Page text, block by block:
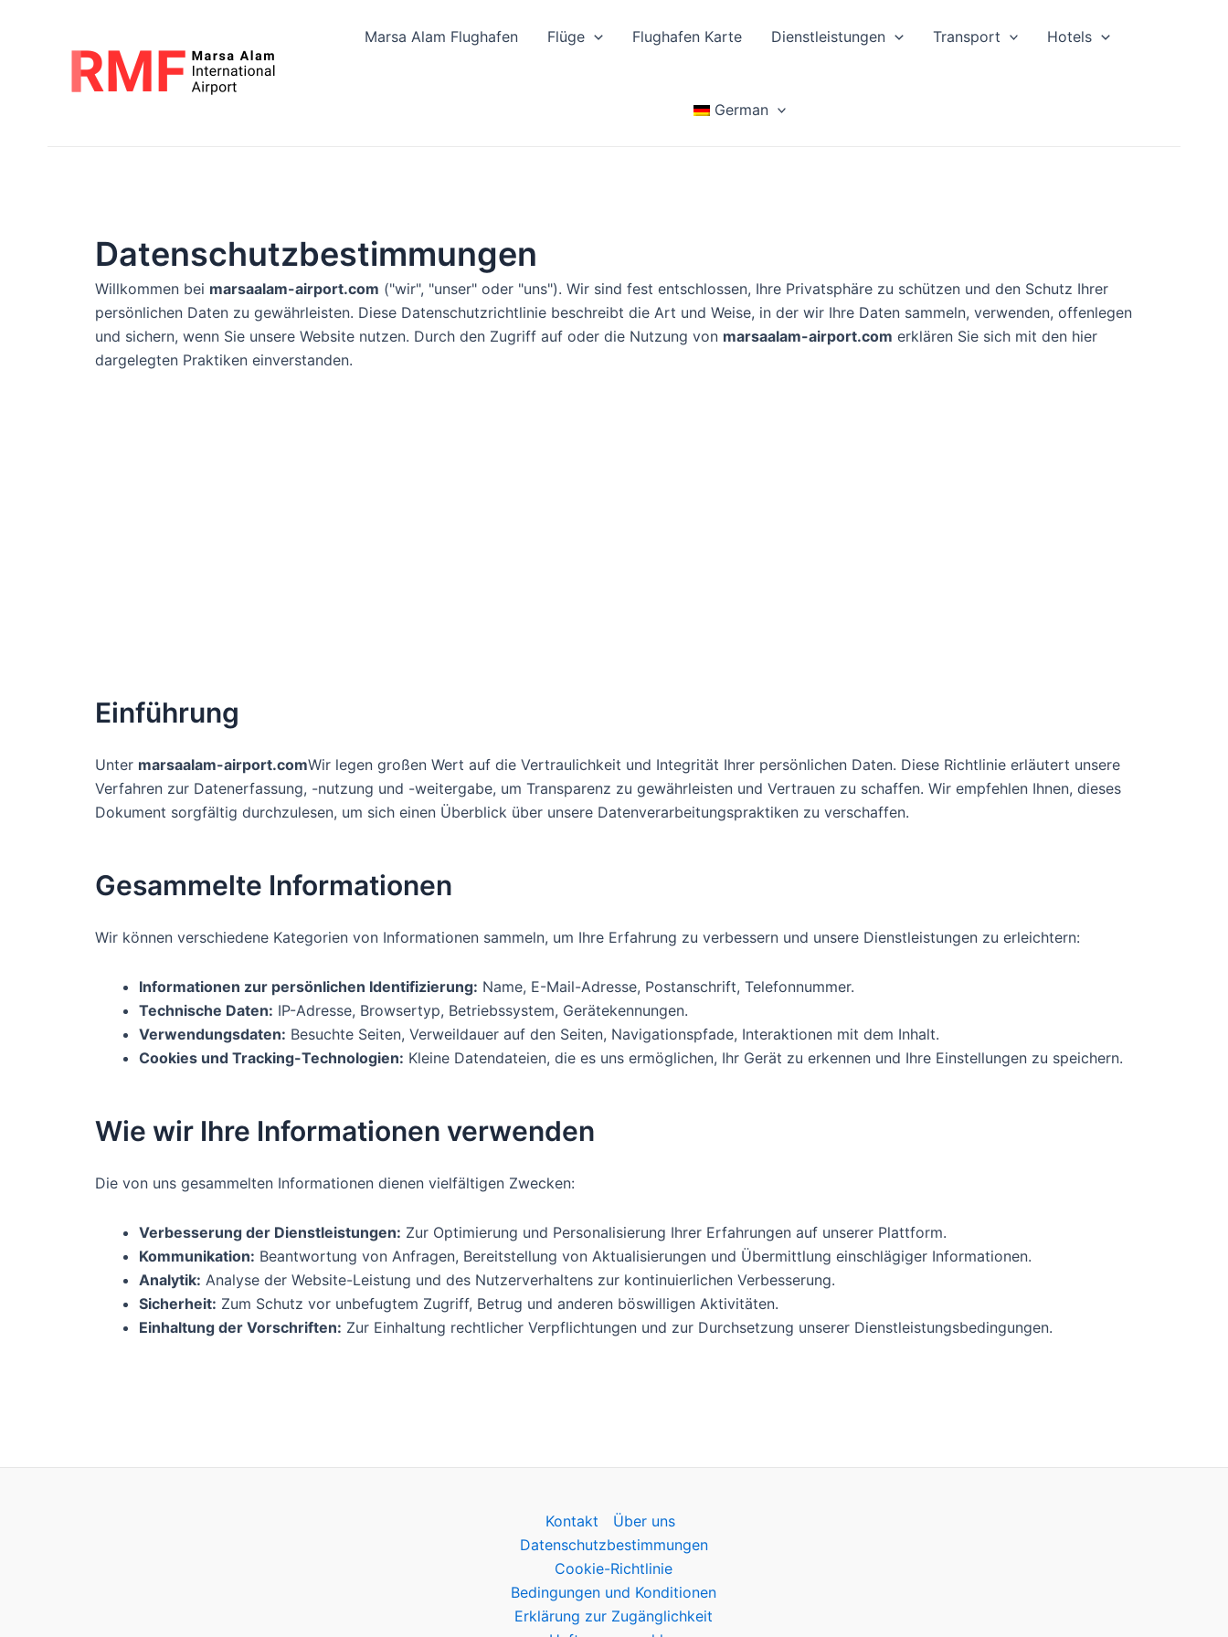
Marsa Alam Flughafen Flüge Flughafen Karte Dienstleistungen Transport Hotels
German
Datenschutzbestimmungen
Willkommen bei marsaalam-airport.com ("wir", "unser" oder "uns"). Wir sind fest entschlossen, Ihre Privatsphäre zu schützen und den Schutz Ihrer
persönlichen Daten zu gewährleisten. Diese Datenschutzrichtlinie beschreibt die Art und Weise, in der wir Ihre Daten sammeln, verwenden, offenlegen
und sichern, wenn Sie unsere Website nutzen. Durch den Zugriff auf oder die Nutzung von marsaalam-airport.com erklären Sie sich mit den hier
dargelegten Praktiken einverstanden.
Einführung
Unter marsaalam-airport.comWir legen großen Wert auf die Vertraulichkeit und Integrität Ihrer persönlichen Daten. Diese Richtlinie erläutert unsere
Verfahren zur Datenerfassung, -nutzung und -weitergabe, um Transparenz zu gewährleisten und Vertrauen zu schaffen. Wir empfehlen Ihnen, dieses
Dokument sorgfältig durchzulesen, um sich einen Überblick über unsere Datenverarbeitungspraktiken zu verschaffen.
Gesammelte Informationen
Wir können verschiedene Kategorien von Informationen sammeln, um Ihre Erfahrung zu verbessern und unsere Dienstleistungen zu erleichtern:
Informationen zur persönlichen Identifizierung: Name, E-Mail-Adresse, Postanschrift, Telefonnummer.
Technische Daten: IP-Adresse, Browsertyp, Betriebssystem, Gerätekennungen.
Verwendungsdaten: Besuchte Seiten, Verweildauer auf den Seiten, Navigationspfade, Interaktionen mit dem Inhalt.
Cookies und Tracking-Technologien: Kleine Datendateien, die es uns ermöglichen, Ihr Gerät zu erkennen und Ihre Einstellungen zu speichern.
Wie wir Ihre Informationen verwenden
Die von uns gesammelten Informationen dienen vielfältigen Zwecken:
Verbesserung der Dienstleistungen: Zur Optimierung und Personalisierung Ihrer Erfahrungen auf unserer Plattform.
Kommunikation: Beantwortung von Anfragen, Bereitstellung von Aktualisierungen und Übermittlung einschlägiger Informationen.
Analytik: Analyse der Website-Leistung und des Nutzerverhaltens zur kontinuierlichen Verbesserung.
Sicherheit: Zum Schutz vor unbefugtem Zugriff, Betrug und anderen böswilligen Aktivitäten.
Einhaltung der Vorschriften: Zur Einhaltung rechtlicher Verpflichtungen und zur Durchsetzung unserer Dienstleistungsbedingungen.
Kontakt
Über uns
Datenschutzbestimmungen
Cookie-Richtlinie
Bedingungen und Konditionen
Erklärung zur Zugänglichkeit